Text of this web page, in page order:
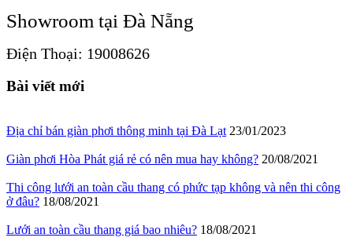
Showroom tại Đà Nẵng
Điện Thoại: 19008626
Bài viết mới
Địa chỉ bán giàn phơi thông minh tại Đà Lạt 23/01/2023
Giàn phơi Hòa Phát giá rẻ có nên mua hay không? 20/08/2021
Thi công lưới an toàn cầu thang có phức tạp không và nên thi công
ở đâu? 18/08/2021
Lưới an toàn cầu thang giá bao nhiêu? 18/08/2021